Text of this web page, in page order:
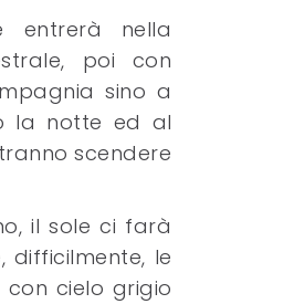
entrerà nella
poi con
sino a
la notte ed al
scendere
il sole ci farà
le
con cielo grigio